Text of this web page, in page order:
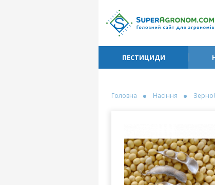
ПЕСТИЦИДИ
Головна Насіння